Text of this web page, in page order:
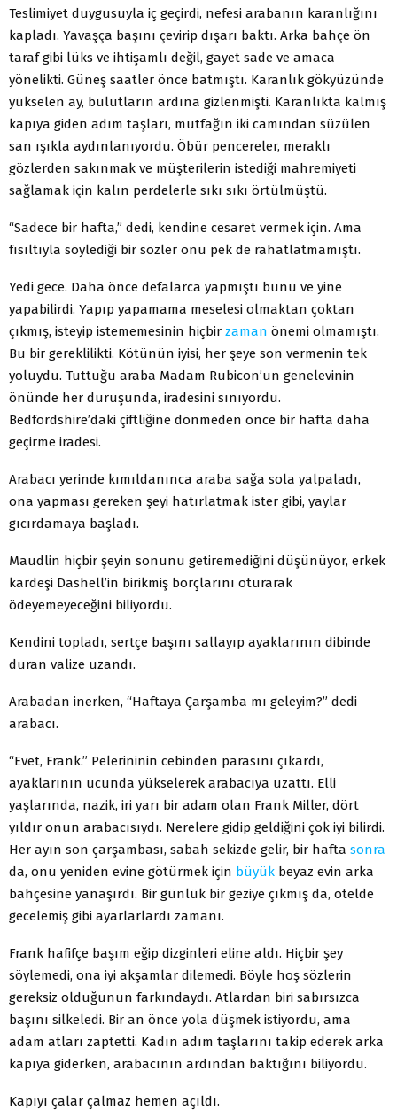
Teslimiyet duygusuyla iç geçirdi, nefesi arabanın karanlığını
kapladı. Yavaşça başını çevirip dışarı baktı. Arka bahçe ön
taraf gibi lüks ve ihtişamlı değil, gayet sade ve amaca
yönelikti. Güneş saatler önce batmış­tı. Karanlık gökyüzünde
yükselen ay, bulutların ardına gizlenmişti. Karanlıkta kalmış
kapıya giden adım taşları, mutfağın iki camından süzülen
san ışıkla aydınlanı­yordu. Öbür pencereler, meraklı
gözlerden sakınmak ve müşterilerin istediği mahremiyeti
sağlamak için ka­lın perdelerle sıkı sıkı örtülmüştü.
“Sadece bir hafta,” dedi, kendine cesaret vermek için. Ama
fısıltıyla söylediği bir sözler onu pek de rahatlatmamıştı.
Yedi gece. Daha önce defalarca yapmıştı bunu ve yine
yapabilirdi. Yapıp yapamama meselesi olmaktan çoktan
çıkmış, isteyip istememesinin hiçbir zaman önemi olmamıştı.
Bu bir gereklilikti. Kötünün iyisi, her şeye son vermenin tek
yoluydu. Tuttuğu araba Madam Rubicon’un genelevinin
önünde her duruşunda, irade­sini sınıyordu.
Bedfordshire’daki çiftliğine dönmeden önce bir hafta daha
geçirme iradesi.
Arabacı yerinde kımıldanınca araba sağa sola yalpa­ladı,
ona yapması gereken şeyi hatırlatmak ister gibi, yaylar
gıcırdamaya başladı.
Maudlin hiçbir şeyin sonunu getiremediğini düşü­nüyor, erkek
kardeşi Dashell’in birikmiş borçlarını otu­rarak
ödeyemeyeceğini biliyordu.
Kendini topladı, sertçe başını sallayıp ayaklarının dibinde
duran valize uzandı.
Arabadan inerken, “Haftaya Çarşamba mı geleyim?” dedi
arabacı.
“Evet, Frank.” Pelerininin cebinden parasını çıkar­dı,
ayaklarının ucunda yükselerek arabacıya uzattı. Elli
yaşlarında, nazik, iri yarı bir adam olan Frank Miller, dört
yıldır onun arabacısıydı. Nerelere gidip geldiğini çok iyi bilirdi.
Her ayın son çarşambası, sabah sekiz­de gelir, bir hafta sonra
da, onu yeniden evine götür­mek için büyük beyaz evin arka
bahçesine yanaşırdı. Bir günlük bir geziye çıkmış da, otelde
gecelemiş gibi ayarlarlardı zamanı.
Frank hafifçe başım eğip dizginleri eline aldı. Hiç­bir şey
söylemedi, ona iyi akşamlar dilemedi. Böyle hoş sözlerin
gereksiz olduğunun farkındaydı. Atlardan biri sabırsızca
başını silkeledi. Bir an önce yola düşmek isti­yordu, ama
adam atları zaptetti. Kadın adım taşlarını ta­kip ederek arka
kapıya giderken, arabacının ardından baktığını biliyordu.
Kapıyı çalar çalmaz hemen açıldı.